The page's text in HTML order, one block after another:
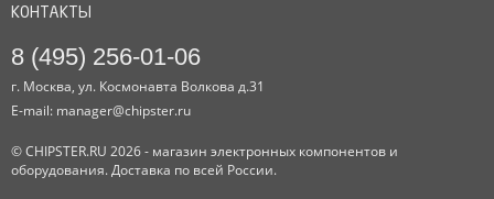
КОНТАКТЫ
8 (495) 256-01-06
г. Москва, ул. Космонавта Волкова д.31
E-mail: manager@chipster.ru
© CHIPSTER.RU 2026 - магазин электронных компонентов и
оборудования. Доставка по всей России.